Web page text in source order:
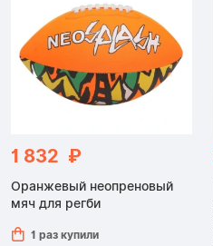
1 832 ₽
Оранжевый неопреновый
мяч для регби
1 раз купили